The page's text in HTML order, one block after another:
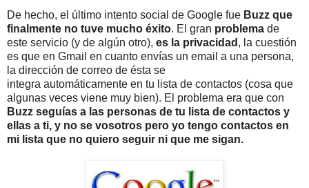
De hecho, el último intento social de Google fue Buzz que
finalmente no tuve mucho éxito. El gran problema de
este servicio (y de algún otro), es la privacidad , la cuestión
es que en Gmail en cuanto envías un email a una persona,
la dirección de correo de ésta se
integra automáticamente en tu lista de contactos (cosa que
algunas veces viene muy bien). El problema era que con
Buzz seguías a las personas de tu lista de contactos y
ellas a ti, y no se vosotros pero yo tengo contactos en
mi lista que no quiero seguir ni que me sigan.